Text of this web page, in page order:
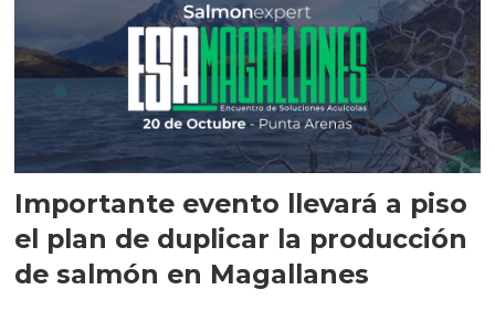
Importante evento llevará a piso
el plan de duplicar la producción
de salmón en Magallanes